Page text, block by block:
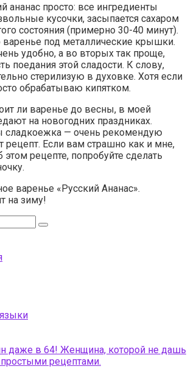
ананас просто: все ингредиенты
кусочки, засыпается сахаром
состояния (примерно 30-40 минут).
под металлические крышки.
удобно, а во вторых так проще,
поедания этой сладости. К слову,
стерилизую в духовке. Хотя если
обрабатываю кипятком.
ли варенье до весны, в моей
на новогодних праздниках.
сладкоежка — очень рекомендую
рецепт. Если вам страшно как и мне,
этом рецепте, попробуйте сделать
даже в 64! Женщина, которой не дашь
рецептами.